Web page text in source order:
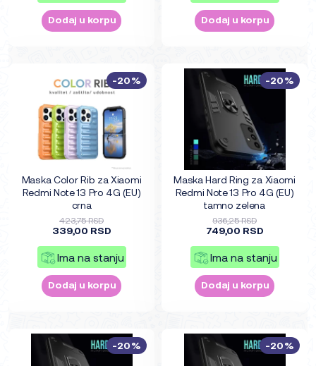
Dodaj u korpu Dodaj u korpu
Maska Color Rib za Xiaomi
Redmi Note 13 Pro 4G (EU)
crna
423,75 RSD
339,00 RSD
Ima na stanju
Dodaj u korpu
-20%
Maska Hard Ring za Xiaomi
Redmi Note 13 Pro 4G (EU)
tamno zelena
936,25 RSD
749,00 RSD
Ima na stanju
Dodaj u korpu
-20%
-20% -20%